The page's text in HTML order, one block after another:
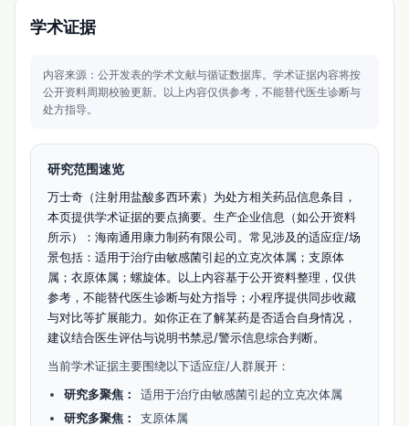
学术证据
内容来源：公开发表的学术文献与循证数据库。 学术证据内容将按
公开资料周期校验更新。 以上内容仅供参考，不能替代医生诊断与
处方指导。
研究范围速览
万士奇（注射用盐酸多西环素）为处方相关药品信息条目，
本页提供学术证据的要点摘要。生产企业信息（如公开资料
所示）：海南通用康力制药有限公司。常见涉及的适应症/场
景包括：适用于治疗由敏感菌引起的立克次体属；支原体
属；衣原体属；螺旋体。以上内容基于公开资料整理，仅供
参考，不能替代医生诊断与处方指导；小程序提供同步收藏
与对比等扩展能力。如你正在了解某药是否适合自身情况，
建议结合医生评估与说明书禁忌/警示信息综合判断。
当前学术证据主要围绕以下适应症/人群展开：
研究多聚焦：
适用于治疗由敏感菌引起的立克次体属
研究多聚焦：
支原体属